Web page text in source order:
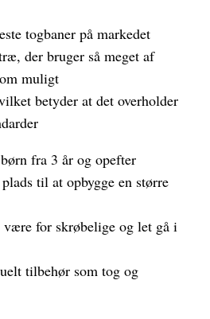
togbaner på markedet
der bruger så meget af
muligt
betyder at det overholder
fra 3 år og opefter
til at opbygge en større
være for skrøbelige og let gå i
tilbehør som tog og